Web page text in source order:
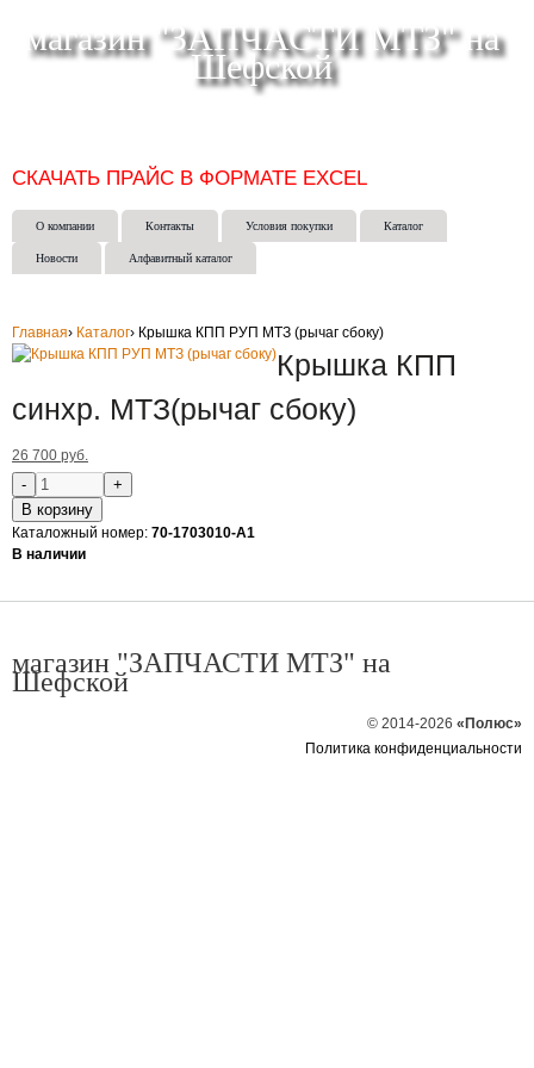
магазин "ЗАПЧАСТИ МТЗ" на
Шефской
СКАЧАТЬ ПРАЙС В ФОРМАТЕ EXCEL
О компании Контакты Условия покупки Каталог
Новости Алфавитный каталог
Главная› Каталог› Крышка КПП РУП МТЗ (рычаг сбоку)
Крышка КПП
синхр. МТЗ(рычаг сбоку)
26 700 руб.
В корзину
Каталожный номер: 70-1703010-А1
В наличии
магазин "ЗАПЧАСТИ МТЗ" на
Шефской
© 2014-2026 «Полюс»
Политика конфиденциальности